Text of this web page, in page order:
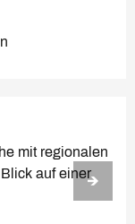
mit regionalen
auf einer